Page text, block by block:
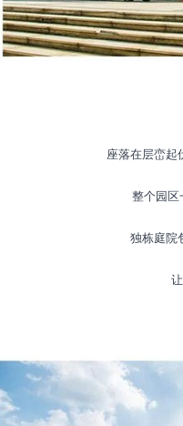
座落在层峦起
整个园区
独栋庭院